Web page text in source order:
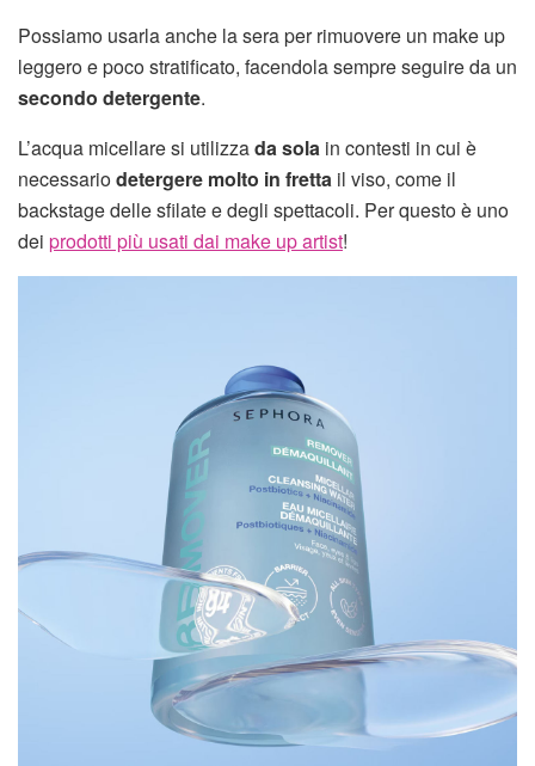
Possiamo usarla anche la sera per rimuovere un make up
leggero e poco stratificato, facendola sempre seguire da un
secondo detergente.
L’acqua micellare si utilizzada sola in contesti in cui è
necessariodetergere molto in fretta il viso, come il
backstage delle sfilate e degli spettacoli. Per questo è uno
dei prodotti più usati dai make up artist!